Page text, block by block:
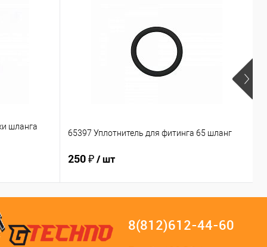
шланга
65397 Уплотнитель для фитинга 65 шланг
250 ₽/ шт
8(812)612-44-60